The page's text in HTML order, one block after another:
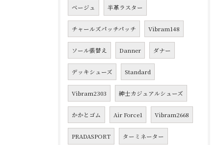
ベージュ 半革ラスター
チャールズパッチパッチ Vibram148
ソール張替え Danner ダナー
デッキシューズ Standard
Vibram2303 紳士カジュアルシューズ
かかとゴム Air Force1 Vibram2668
PRADASPORT ターミネーター